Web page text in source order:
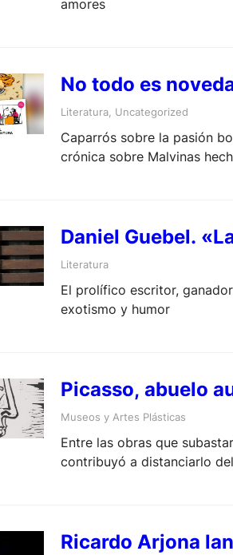
amores
No todo es
Literatura Uncategorized
Caparrós sobre la pasión
crónica sobre Malvinas
Daniel Guebel.
Literatura
El prolífico escritor,
exotismo y humor
Picasso, abuelo
Museos y Artes Plásticas
Entre las obras que
contribuyó a distanciarlo
Ricardo Arjona